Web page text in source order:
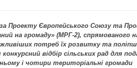
Проекту Європейського Союзу та
на громаду» (МРГ-2), спрямованого
потреб їх розвитку та
відбір сільських рад для
і чотири територіальні громади